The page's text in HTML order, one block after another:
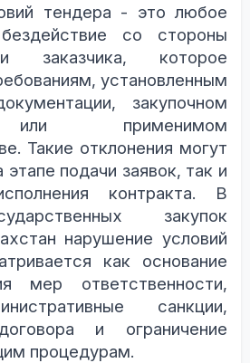
тендера - это любое
со стороны
заказчика, которое
установленным
закупочном
применимом
Такие отклонения могут
этапе подачи заявок, так и
контракта. В
закупок
нарушение условий
как основание
мер ответственности,
санкции,
и ограничение
процедурам.